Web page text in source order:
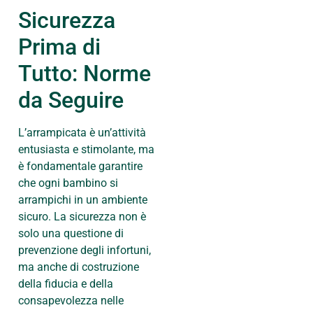
Sicurezza
Prima di
Tutto: Norme
da Seguire
L’arrampicata è un’attività
entusiasta e stimolante, ma
è fondamentale garantire
che ogni bambino si
arrampichi in un ambiente
sicuro. La sicurezza non è
solo una questione di
prevenzione degli infortuni,
ma anche di costruzione
della fiducia e della
consapevolezza nelle